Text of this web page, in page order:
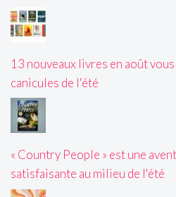
13 nouveaux livres en août
canicules de l'été
« Country People » est une
satisfaisante au milieu de l'été